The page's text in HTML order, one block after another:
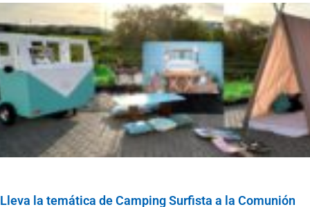
Lleva la temática de Camping Surfista a la Comunión